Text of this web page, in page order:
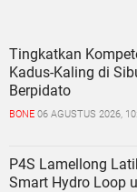
Tingkatkan
Kadus-Kaling di
Berpidato
BONE 06 AGUSTUS 2026,
P4S Lamellong
Smart Hydro Loop